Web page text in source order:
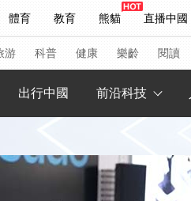
體育 教育 熊貓 直播中國
妙語 熱解讀 天天學習
持人 下載央視影音
游 科普 健康 樂齡 閱讀
文娛 人物
出行中國 前沿科技